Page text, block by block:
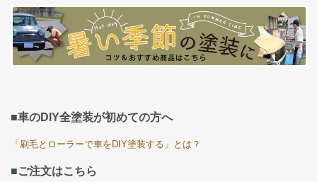
■車のDIY全塗装が初めての方へ
「刷毛とローラーで車をDIY塗装する」とは？
■ご注文はこちら